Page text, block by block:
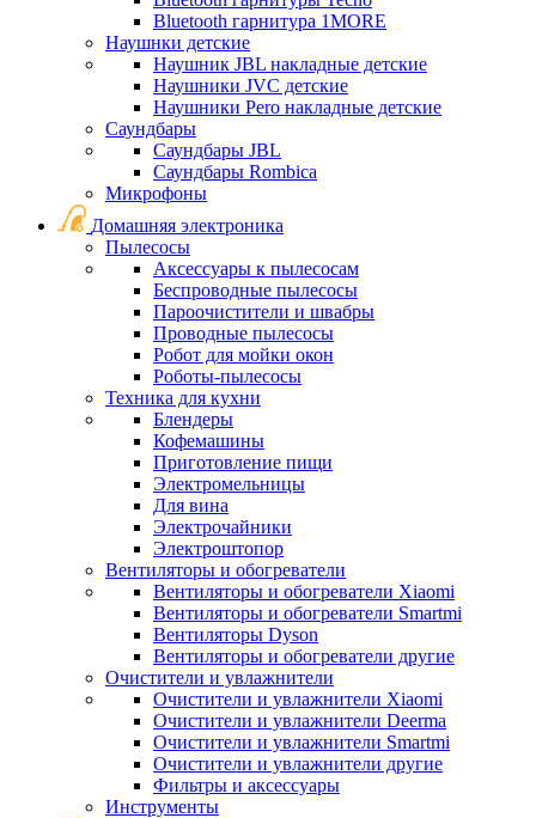
Bluetooth гарнитура 1MORE
Наушнки детские
Наушник JBL накладные детские
Наушники JVC детские
Наушники Pero накладные детские
Саундбары
Саундбары JBL
Саундбары Rombica
Микрофоны
Домашняя электроника
Пылесосы
Аксессуары к пылесосам
Беспроводные пылесосы
Пароочистители и швабры
Проводные пылесосы
Робот для мойки окон
Роботы-пылесосы
Техника для кухни
Блендеры
Кофемашины
Приготовление пищи
Электромельницы
Для вина
Электрочайники
Электроштопор
Вентиляторы и обогреватели
Вентиляторы и обогреватели Xiaomi
Вентиляторы и обогреватели Smartmi
Вентиляторы Dyson
Вентиляторы и обогреватели другие
Очистители и увлажнители
Очистители и увлажнители Xiaomi
Очистители и увлажнители Deerma
Очистители и увлажнители Smartmi
Очистители и увлажнители другие
Фильтры и аксессуары
Инструменты